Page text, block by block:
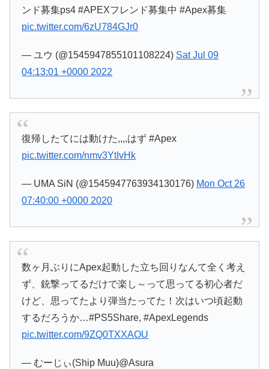
ンド募集ps4 #APEXフレンド募集中 #Apex募集
pic.twitter.com/6zU784GJr0
— ユウ (@1545947855101108224) Sat Jul 09
04:13:01 +0000 2022
復帰したてには動けた,,,,はず #Apex
pic.twitter.com/nmv3YtIvHk
— UMA SiN (@1545947763934130176) Mon Oct 26
07:40:00 +0000 2020
数ヶ月ぶりにApex起動した立ち回りなんて全く考え
ず、銃撃ってるだけで楽し～って思ってる初心者だ
けど、思ってたより弾当たってた！次はいつ頃起動
するだろうか…#PS5Share, #ApexLegends
pic.twitter.com/9ZQ0TXXAOU
— むーじぃ(Ship Muu)@Asura